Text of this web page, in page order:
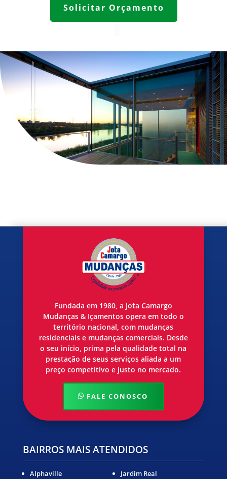
Solicitar Orçamento
Fundada em 1980, a Jota Camargo
Mudanças & Içamentos opera em todo o
território nacional, com mudanças
residenciais e mudanças comerciais. Desde
o seu início, prima pela qualidade total na
prestação de seus serviços aliada a um
preço competitivo e justo no mercado.
FALE CONOSCO
BAIRROS MAIS ATENDIDOS
Alphaville
Jardim Real